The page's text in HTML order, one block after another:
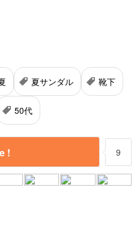
夏サンダル 靴下
50代
! 9